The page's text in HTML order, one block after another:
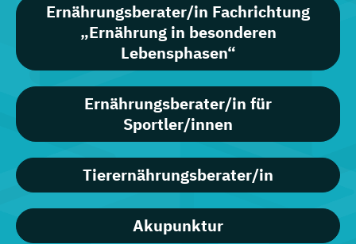
Ernährungsberater/in Fachrichtung
„Ernährung in besonderen
Lebensphasen“
Ernährungsberater/in für
Sportler/innen
Tierernährungsberater/in
Akupunktur